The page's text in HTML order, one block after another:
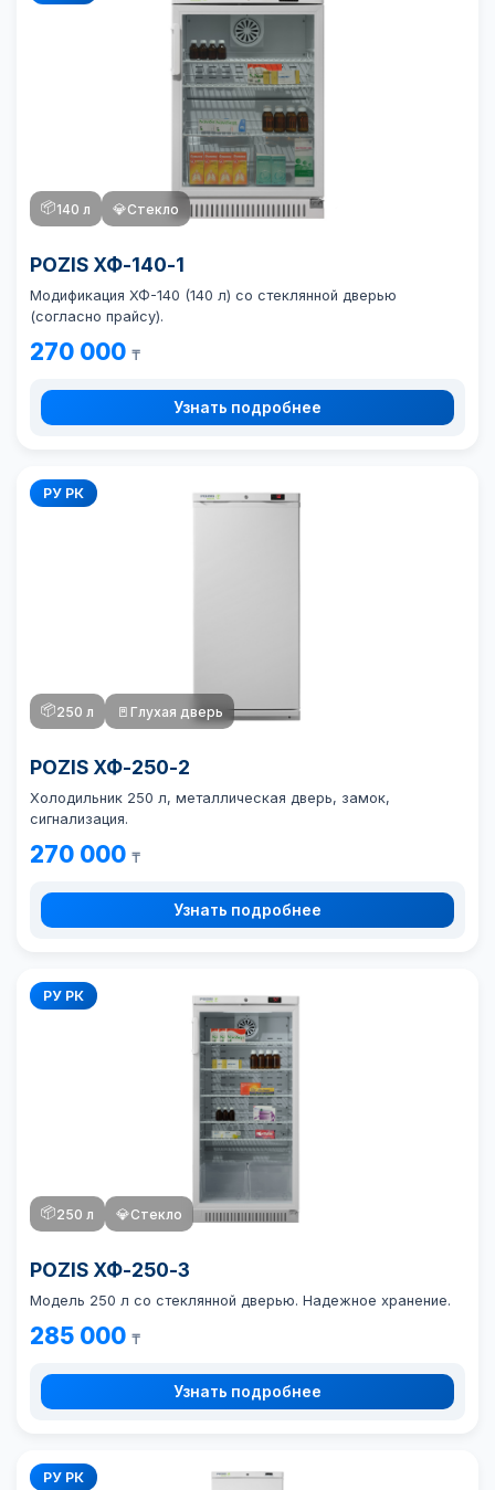
📦140 л 💎Стекло
POZIS ХФ-140-1
Модификация ХФ-140 (140 л) со стеклянной дверью
(согласно прайсу).
270 000 ₸
Узнать подробнее
РУ РК
📦250 л 🚪 Глухая дверь
POZIS ХФ-250-2
Холодильник 250 л, металлическая дверь, замок,
сигнализация.
270 000 ₸
Узнать подробнее
РУ РК
📦250 л 💎Стекло
POZIS ХФ-250-3
Модель 250 л со стеклянной дверью. Надежное хранение.
285 000 ₸
Узнать подробнее
РУ РК